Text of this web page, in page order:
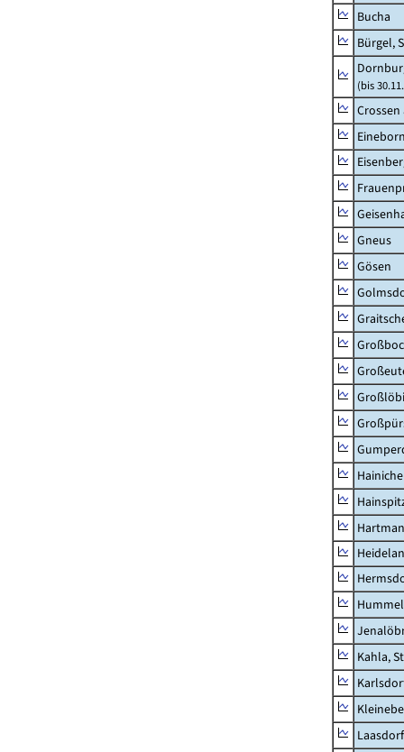
Bucha
Bürgel,
(bis
Gneus
Gösen
Kahla,
Laasdorf